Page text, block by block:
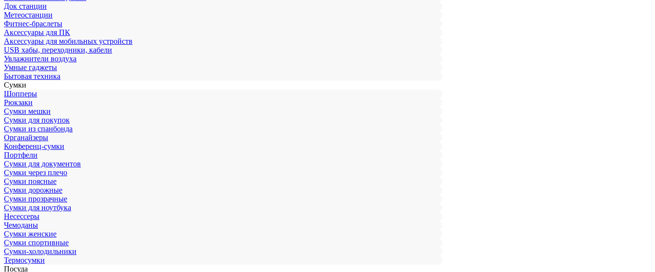
Док станции
Метеостанции
Фитнес-браслеты
Аксессуары для ПК
Аксессуары для мобильных устройств
USB хабы, переходники, кабели
Увлажнители воздуха
Умные гаджеты
Бытовая техника
Сумки
Шопперы
Рюкзаки
Сумки мешки
Сумки для покупок
Сумки из спанбонда
Органайзеры
Конференц-сумки
Портфели
Сумки для документов
Сумки через плечо
Сумки поясные
Сумки дорожные
Сумки прозрачные
Сумки для ноутбука
Несессеры
Чемоданы
Сумки женские
Сумки спортивные
Сумки-холодильники
Термосумки
Посуда